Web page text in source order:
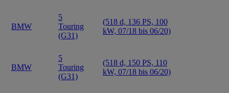
BMW
5
Touring
(G31)
(518 d, 136 PS, 100
kW, 07/18 bis 06/20)
BMW
5
Touring
(G31)
(518 d, 150 PS, 110
kW, 07/18 bis 06/20)